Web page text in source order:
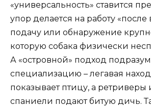
«универсальность» ставится
упор делается на работу «после
подачу или обнаружение
которую собака физически
А «островной» подход
специализацию – легавая
показывает птицу, а
спаниели подают битую дичь.